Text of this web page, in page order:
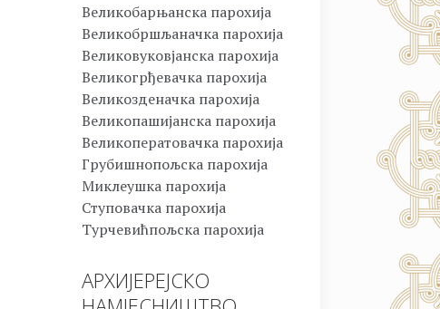
Великобарњанска парохија
Великобршљаначка парохија
Великовуковјанска парохија
Великогрђевачка парохија
Великозденачка парохија
Великопашијанска парохија
Великоператовачка парохија
Грубишнопољска парохија
Миклеушка парохија
Ступовачка парохија
Турчевићпољска парохија
АРХИЈЕРЕЈСКО